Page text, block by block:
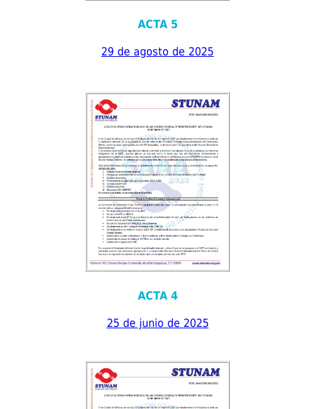
ACTA 5
29 de agosto de 2025
ACTA 4
25 de junio de 2025